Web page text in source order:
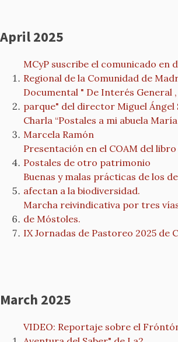
April 2025
MCyP suscribe el comunicado en
Regional de la Comunidad de
Documental " De Interés General
parque" del director Miguel Ángel
Charla “Postales a mi abuela
Marcela Ramón
Presentación en el COAM del
Postales de otro patrimonio
Buenas y malas prácticas de los
afectan a la biodiversidad.
Marcha reivindicativa por tres
de Móstoles.
IX Jornadas de Pastoreo 2025 de
March 2025
VIDEO: Reportaje sobre el